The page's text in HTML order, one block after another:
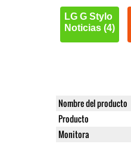
LG G Stylo
Noticias (4)
Nombre del producto
Producto
Monitora